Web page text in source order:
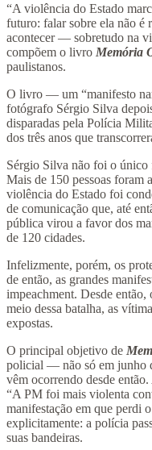
“A violência do Estado
futuro: falar sobre ela não é
acontecer — sobretudo na
compõem o livro Memória
paulistanos.
O livro — um “manifesto
fotógrafo Sérgio Silva
disparadas pela Polícia
dos três anos que
Sérgio Silva não foi o único
Mais de 150 pessoas foram
violência do Estado foi
de comunicação que, até
pública virou a favor dos
de 120 cidades.
Infelizmente, porém, os
de então, as grandes
impeachment. Desde então,
meio dessa batalha, as
expostas.
O principal objetivo de
policial — não só em junho
vêm ocorrendo desde
“A PM foi mais violenta
manifestação em que perdi
explicitamente: a polícia
suas bandeiras.